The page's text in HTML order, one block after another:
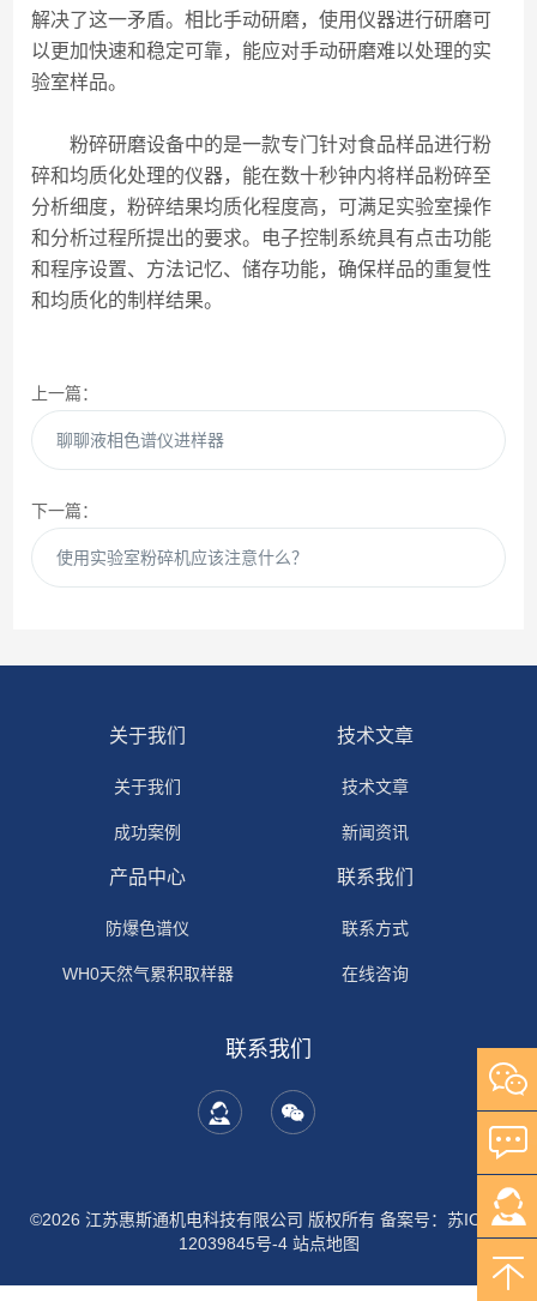
解决了这一矛盾。相比手动研磨，使用仪器进行研磨可
以更加快速和稳定可靠，能应对手动研磨难以处理的实
验室样品。
粉碎研磨设备中的是一款专门针对食品样品进行粉
碎和均质化处理的仪器，能在数十秒钟内将样品粉碎至
分析细度，粉碎结果均质化程度高，可满足实验室操作
和分析过程所提出的要求。电子控制系统具有点击功能
和程序设置、方法记忆、储存功能，确保样品的重复性
和均质化的制样结果。
上一篇：
聊聊液相色谱仪进样器
下一篇：
使用实验室粉碎机应该注意什么？
关于我们
关于我们
成功案例
技术文章
技术文章
新闻资讯
产品中心
防爆色谱仪
WH0天然气累积取样器
联系我们
联系方式
在线咨询
联系我们
©2026 江苏惠斯通机电科技有限公司 版权所有 备案号：苏ICP备
12039845号-4 站点地图